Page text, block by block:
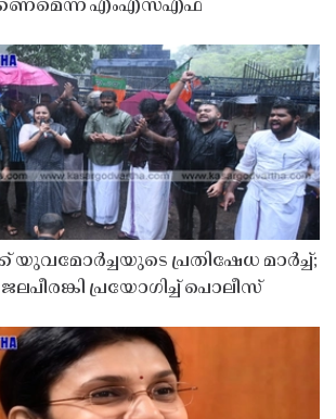
എംഎസ്എഫ്
യുവമോർച്ചയുടെ പ്രതിഷേധ മാർച്ച്;
പ്രയോഗിച്ച് പൊലീസ്